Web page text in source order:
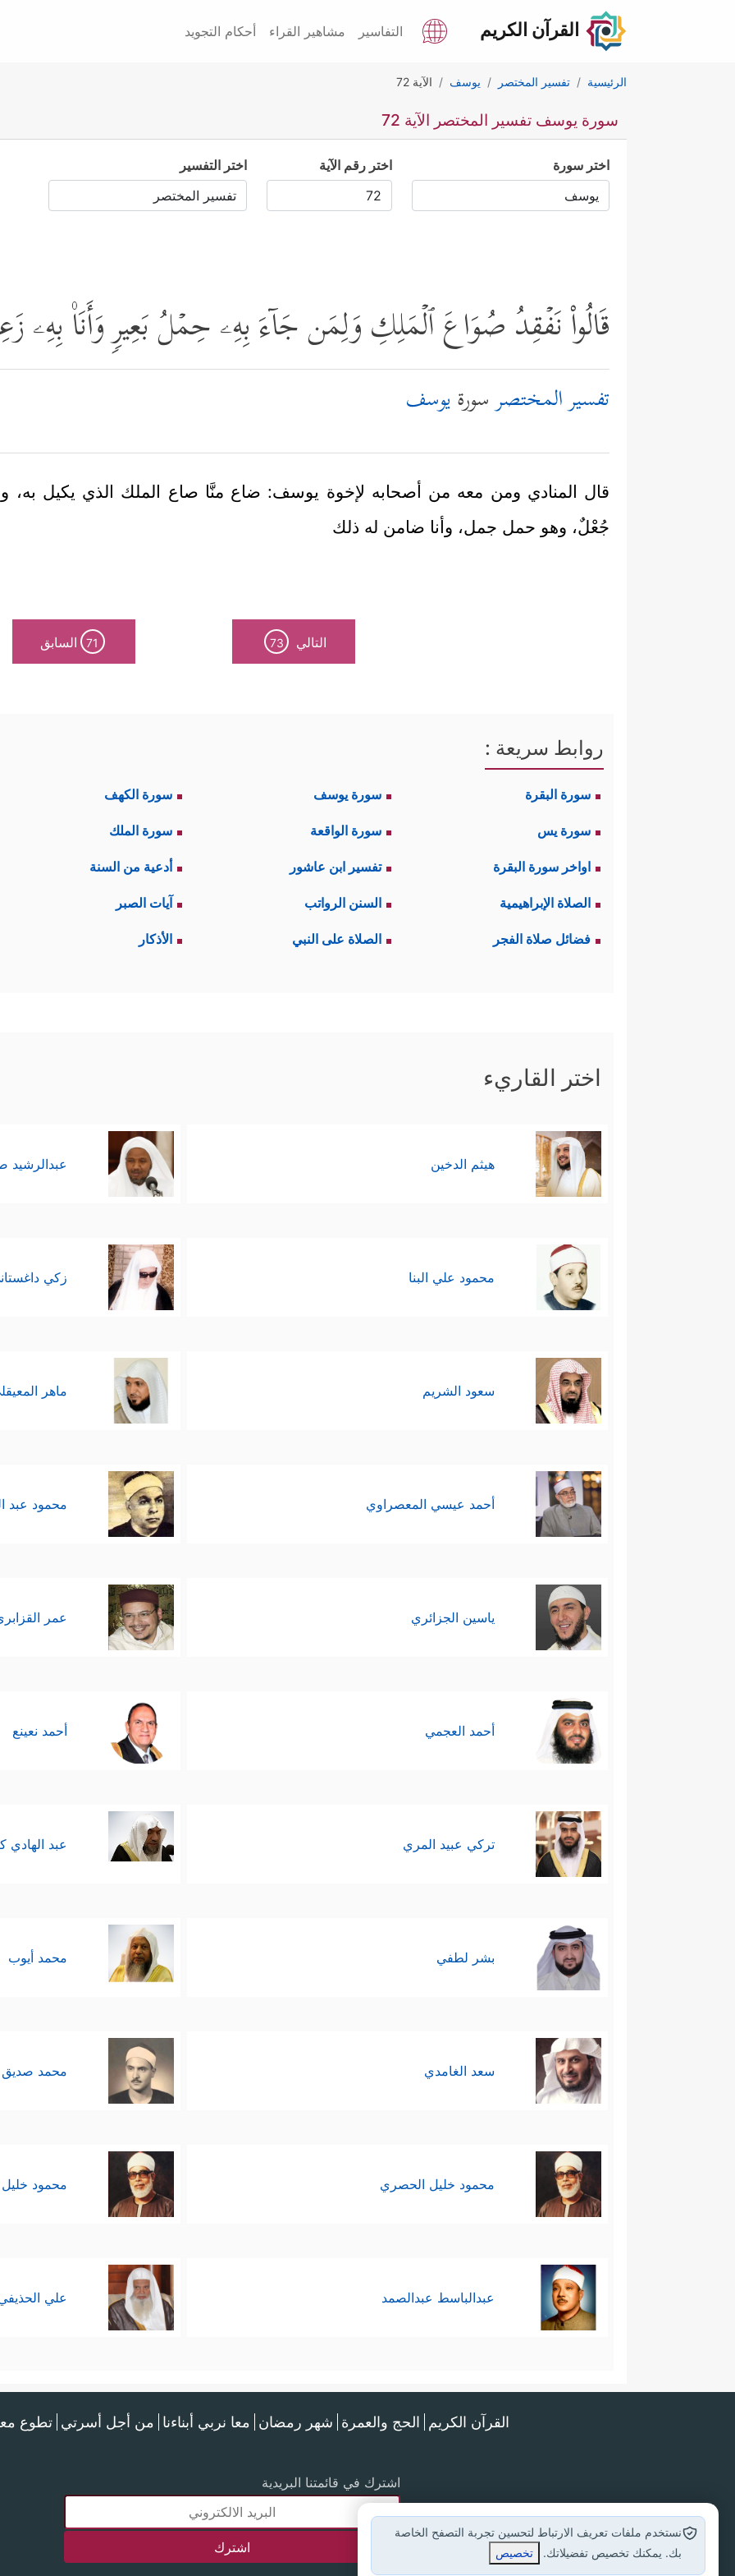
القرآن الكريم التفاسير مشاهير القراء أحكام التجويد
الرئيسية تفسير المختصر يوسف الآية 72
سورة يوسف تفسير المختصر الآية 72
اختر سورة اختر رقم الآية اختر التفسير
قَالُواْ نَفۡقِدُ صُوَاعَ ٱلۡمَلِكِ وَلِمَن جَاۤءَ بِهِۦ حِمۡلُ بَعِیرࣲ وَأَنَا۠ بِهِۦ
تفسير المختصرسورةيوسف
قال المنادي ومن معه من أصحابه لإخوة يوسف: ضاع منَّا صاع الملك الذي يكيل به،
جُعْلٌ، وهو حمل جمل، وأنا ضامن له ذلك
التالي 73
71 السابق
روابط سريعة :
سورة البقرة سورة يوسف سورة الكهف
سورة يس سورة الواقعة سورة الملك
اواخر سورة البقرة تفسير ابن عاشور أدعية من السنة
الصلاة الإبراهيمية السنن الرواتب آيات الصبر
فضائل صلاة الفجر الصلاة على النبي الأذكار
اختر القاريء
هيثم الدخين عبدالرشيد
محمود علي البنا زكي
سعود الشريم ماهر
أحمد عيسي المعصراوي محمود عبد
ياسين الجزائري عمر
أحمد العجمي أحمد نعينع
تركي عبيد المري عبد الهادي
بشر لطفي محمد أيوب
سعد الغامدي محمد صديق
محمود خليل الحصري محمود
عبدالباسط عبدالصمد علي
القرآن الكريم الحج والعمرة شهر رمضان معا نربي أبناءنا من أجل أسرتي تطوع
اشترك في قائمتنا البريدية
نستخدم ملفات تعريف الارتباط لتحسين تجربة التصفح الخاصة
بك. يمكنك تخصيص تفضيلاتك.
تخصيص